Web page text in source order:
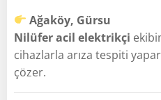
Ağaköy, Gürsu
Nilüfer acil elektrikçi
cihazlarla arıza tespiti
çözer.